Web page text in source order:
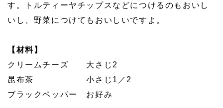
す。トルティーヤチップスなどにつけるのもおいし
いし、野菜につけてもおいしいですよ。
【材料】
クリームチーズ 大さじ2
昆布茶 小さじ1／2
ブラックペッパー お好み